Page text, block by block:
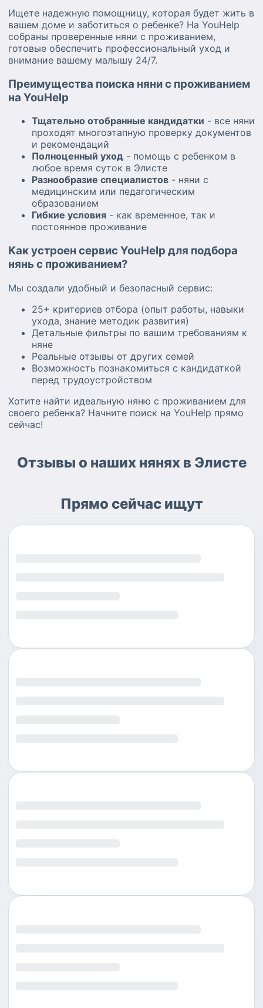
Ищете надежную помощницу, которая будет жить в
вашем доме и заботиться о ребенке? На YouHelp
собраны проверенные няни с проживанием,
готовые обеспечить профессиональный уход и
внимание вашему малышу 24/7.
Преимущества поиска няни с проживанием
на YouHelp
Тщательно отобранные кандидатки - все няни
проходят многоэтапную проверку документов
и рекомендаций
Полноценный уход - помощь с ребенком в
любое время суток в Элисте
Разнообразие специалистов - няни с
медицинским или педагогическим
образованием
Гибкие условия - как временное, так и
постоянное проживание
Как устроен сервис YouHelp для подбора
нянь с проживанием?
Мы создали удобный и безопасный сервис:
25+ критериев отбора (опыт работы, навыки
ухода, знание методик развития)
Детальные фильтры по вашим требованиям к
няне
Реальные отзывы от других семей
Возможность познакомиться с кандидаткой
перед трудоустройством
Хотите найти идеальную няню с проживанием для
своего ребенка? Начните поиск на YouHelp прямо
сейчас!
Отзывы о наших нянях в Элисте
Прямо сейчас ищут